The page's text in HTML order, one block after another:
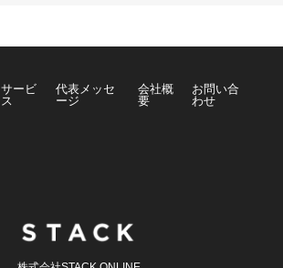
サービ
ス
代表メッセ
ージ
会社概
要
お問い合
わせ